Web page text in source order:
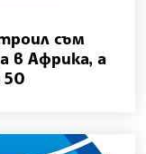
съм
в Африка, а
50